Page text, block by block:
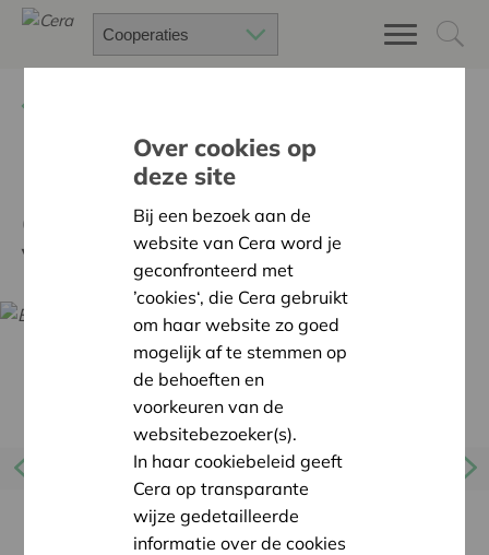
Expo ‘Hier wil ik wonen!
Coöperatief woondromen in
Vlaanderen’ in Gent
Over cookies op
deze site
Bij een bezoek aan de
website van Cera word je
geconfronteerd met
’cookies‘, die Cera gebruikt
om haar website zo goed
mogelijk af te stemmen op
de behoeften en
voorkeuren van de
websitebezoeker(s).
In haar cookiebeleid geeft
Cera op transparante
wijze gedetailleerde
informatie over de cookies